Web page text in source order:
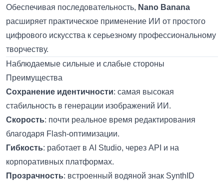
Обеспечивая последовательность, Nano Banana
расширяет практическое применение ИИ от простого
цифрового искусства к серьезному профессиональному
творчеству.
Наблюдаемые сильные и слабые стороны
Преимущества
Сохранение идентичности: самая высокая
стабильность в генерации изображений ИИ.
Скорость: почти реальное время редактирования
благодаря Flash-оптимизации.
Гибкость: работает в AI Studio, через API и на
корпоративных платформах.
Прозрачность: встроенный водяной знак SynthID